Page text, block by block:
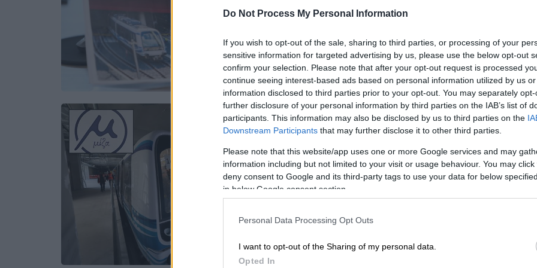
Do Not Process My Personal Information
If you wish to opt-out of the sale, sharing to third parties, or processing of your
sensitive information for targeted advertising by us, please use the below opt-out
confirm your selection. Please note that after your opt-out request is processed
continue seeing interest-based ads based on personal information utilized by us
information disclosed to third parties prior to your opt-out. You may separately
further disclosure of your personal information by third parties on the IAB’s list of
participants. This information may also be disclosed by us to third parties on the
Downstream Participants that may further disclose it to other third parties.
Please note that this website/app uses one or more Google services and may
information including but not limited to your visit or usage behaviour. You may
deny consent to Google and its third-party tags to use your data for below
in below Google consent section.
Personal Data Processing Opt Outs
I want to opt-out of the Sharing of my personal data.
Opted In
ευρώ χωρίς ΦΠΑ ο διαγωνισμός για
το λογότυπο του Μετρό
Θεσσαλονίκης
Viral|14.11.2024 09:32
«Μ από το μίζα»: Επικό
τρολάρισμα στα social media για
το λογότυπο του μετρό
Θεσσαλονίκης!
Θεσσαλονίκης που θυμίζει δουλειά